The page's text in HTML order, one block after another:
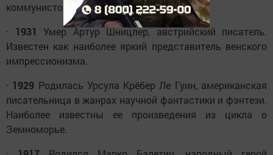
коммунистов.
· 1931
Умер Артур Шницлер, австрийский писатель.
Известен как наиболее яркий представитель венского
импрессионизма.
· 1929 Родилась Урсула Крёбер Ле Гуин, американская
писательница в жанрах научной фантастики и фэнтези.
Наиболее известны ее произведения из цикла о
Земноморье.